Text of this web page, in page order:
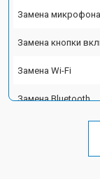
Замена микрофона
Замена кнопки
Замена Wi-Fi
Замена Bluetooth